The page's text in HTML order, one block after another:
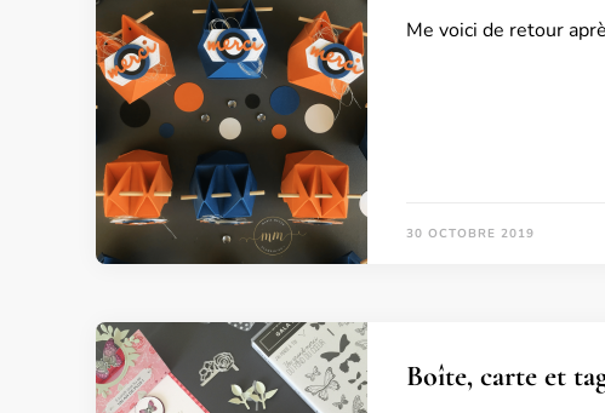
Me voici de retour
30 OCTOBRE 2019
Boîte, carte et